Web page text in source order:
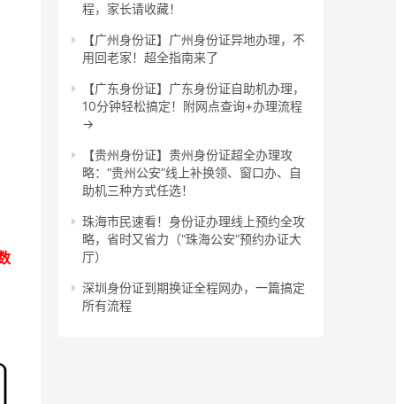
程，家长请收藏！
【广州身份证】广州身份证异地办理，不
用回老家！超全指南来了
【广东身份证】广东身份证自助机办理，
10分钟轻松搞定！附网点查询+办理流程
→
【贵州身份证】贵州身份证超全办理攻
略：“贵州公安”线上补换领、窗口办、自
助机三种方式任选！
珠海市民速看！身份证办理线上预约全攻
略，省时又省力（“珠海公安”预约办证大
厅）
深圳身份证到期换证全程网办，一篇搞定
所有流程